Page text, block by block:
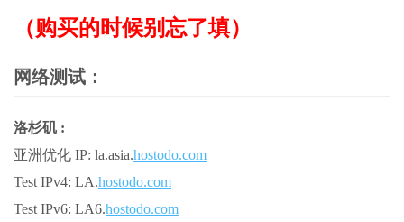
（购买的时候别忘了填）
网络测试：
洛杉矶 :
亚洲优化 IP: la.asia.hostodo.com
Test IPv4: LA.hostodo.com
Test IPv6: LA6.hostodo.com